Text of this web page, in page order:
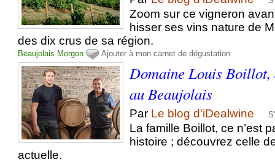
Zoom sur ce vigneron
hisser ses vins nature de
des dix crus de sa région.
Beaujolais Morgon Ajouter à mon carnet de dégustation
Domaine Louis Boillot,
au Beaujolais
Par Le blog d'iDealwine
La famille Boillot, ce n’est
histoire ; découvrez celle
actuelle.